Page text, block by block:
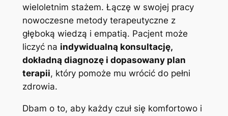
wieloletnim stażem. Łączę w swojej pracy
nowoczesne metody terapeutyczne z
głęboką wiedzą i empatią. Pacjent może
liczyć na indywidualną konsultację,
dokładną diagnozę i dopasowany plan
terapii, który pomoże mu wrócić do pełni
zdrowia.
Dbam o to, aby każdy czuł się komfortowo i